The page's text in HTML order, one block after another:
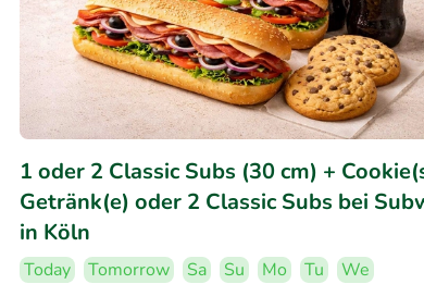
1 oder 2 Classic Subs (30 cm) +
Getränk(e) oder 2 Classic Subs bei
in Köln
Today Tomorrow Sa Su Mo Tu
We